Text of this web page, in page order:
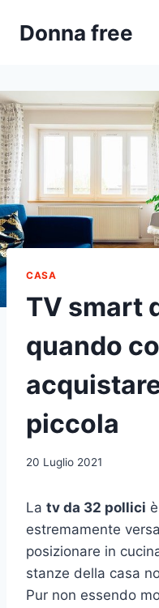
Donna free
CASA
TV smart
quando
piccola
20 Luglio 2021
La tv da 32 pollici
estremamente
posizionare in
stanze della casa
Pur non essendo